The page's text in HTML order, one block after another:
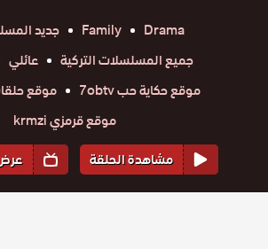
Drama
Family
جديد
جميع المسلسلات التركية
عائلي
موقع حكاية حب 7obtv
موقع
موقع قرمزي krmzi
مشاهدة الحلقة